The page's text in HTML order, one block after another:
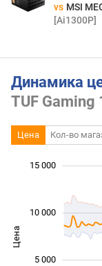
vs MSI
[Ai1300P]
Динамика
TUF Gaming
Цена Кол-во
Цена
15 000
10 000
5 000